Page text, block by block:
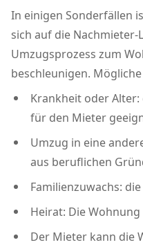
In einigen Sonderfällen
sich auf die
Umzugsprozess zum
beschleunigen.
Krankheit oder
für den Mieter
Umzug in eine
aus beruflichen
Familienzuwachs:
Heirat: Die
Der Mieter kann die